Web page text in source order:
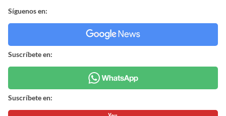
Síguenos en:
Suscríbete en:
Suscríbete en: